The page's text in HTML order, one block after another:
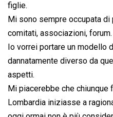
figlie.
Mi sono sempre occupata
comitati, associazioni, forum.
Io vorrei portare un modello
dannatamente diverso da
aspetti.
Mi piacerebbe che
Lombardia iniziasse a